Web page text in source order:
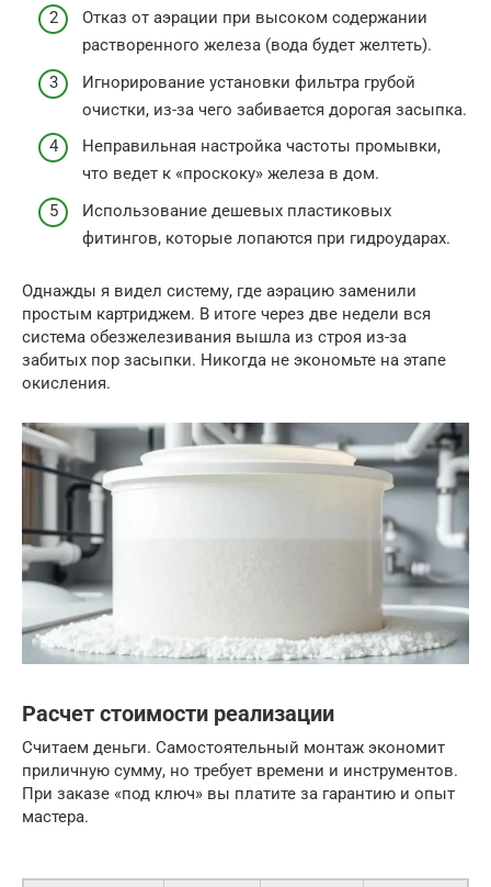
Отказ от аэрации при высоком содержании
растворенного железа (вода будет желтеть).
Игнорирование установки фильтра грубой
очистки, из-за чего забивается дорогая засыпка.
Неправильная настройка частоты промывки,
что ведет к «проскоку» железа в дом.
Использование дешевых пластиковых
фитингов, которые лопаются при гидроударах.
Однажды я видел систему, где аэрацию заменили
простым картриджем. В итоге через две недели вся
система обезжелезивания вышла из строя из-за
забитых пор засыпки. Никогда не экономьте на этапе
окисления.
Расчет стоимости реализации
Считаем деньги. Самостоятельный монтаж экономит
приличную сумму, но требует времени и инструментов.
При заказе «под ключ» вы платите за гарантию и опыт
мастера.